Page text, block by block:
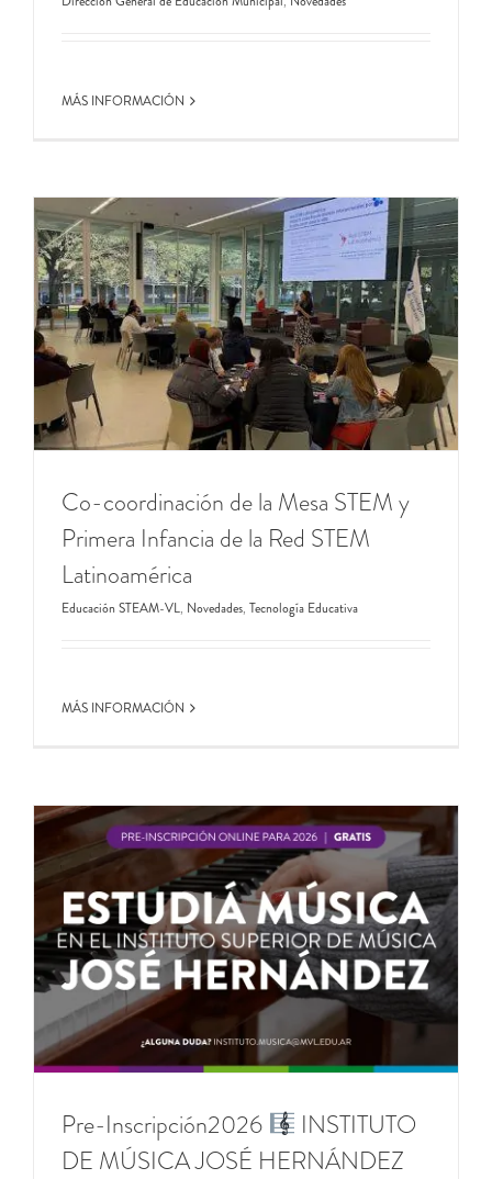
MÁS INFORMACIÓN
Co-coordinación de la Mesa STEM y
Primera Infancia de la Red STEM
Latinoamérica
Educación STEAM-VL, Novedades, Tecnología Educativa
MÁS INFORMACIÓN
Pre-Inscripción2026
INSTITUTO
DE MÚSICA JOSÉ HERNÁNDEZ